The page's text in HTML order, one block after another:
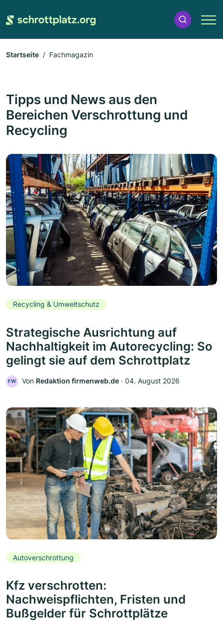
Startseite Fachmagazin
Tipps und News aus den
Bereichen Verschrottung und
Recycling
pages.magazin.overview
Recycling & Umweltschutz
Strategische Ausrichtung auf
Nachhaltigkeit im Autorecycling: So
gelingt sie auf dem Schrottplatz
FW Von Redaktion firmenweb.de ‧ 04. August 2026
Autoverschrottung
Kfz verschrotten:
Nachweispflichten, Fristen und
Bußgelder für Schrottplätze